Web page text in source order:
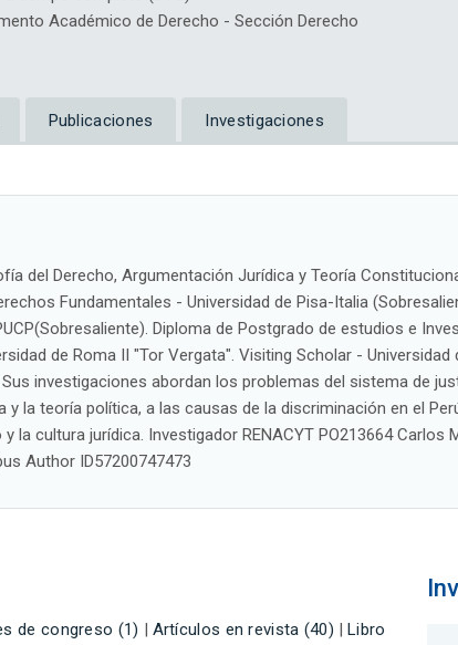
Académico de Derecho - Sección Derecho
Publicaciones Investigaciones
del Derecho, Argumentación Jurídica y Teoría
Fundamentales - Universidad de Pisa-Italia
Diploma de Postgrado de estudios e
de Roma II "Tor Vergata". Visiting Scholar - Universidad
investigaciones abordan los problemas del sistema de
la teoría política, a las causas de la discriminación en el
la cultura jurídica. Investigador RENACYT PO213664 Carlos
Author ID57200747473
de congreso (1) Artículos en revista (40)
Libro